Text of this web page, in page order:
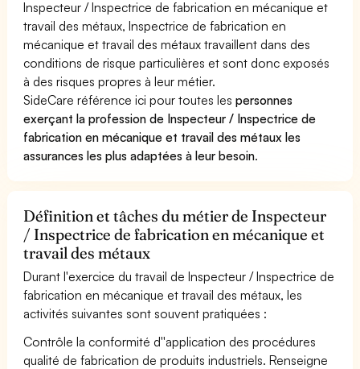
Inspecteur / Inspectrice de fabrication en mécanique et
travail des métaux, Inspectrice de fabrication en
mécanique et travail des métaux travaillent dans des
conditions de risque particulières et sont donc exposés
à des risques propres à leur métier.
SideCare référence ici pour toutes lespersonnes
exerçant la profession de Inspecteur / Inspectrice de
fabrication en mécanique et travail des métaux les
assurances les plus adaptées à leur besoin.
Définition et tâches du métier de Inspecteur
/ Inspectrice de fabrication en mécanique et
travail des métaux
Durant l'exercice du travail de Inspecteur / Inspectrice de
fabrication en mécanique et travail des métaux, les
activités suivantes sont souvent pratiquées :
Contrôle la conformité d''application des procédures
qualité de fabrication de produits industriels. Renseigne